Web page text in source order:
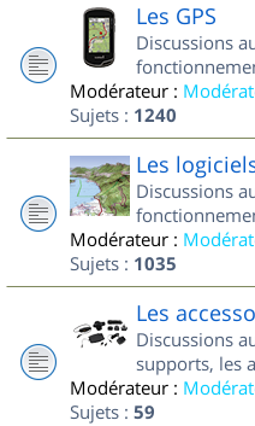
Les GPS
Discussions
Modérateur :
Sujets : 1240
Les
Discussions
Modérateur :
Sujets : 1035
Les
Discussions
supports, les
Modérateur :
Sujets : 59